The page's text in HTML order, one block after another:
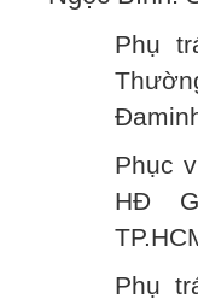
Phụ
Phục
HĐ
Phụ